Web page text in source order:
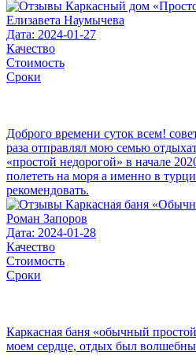
Елизавета Наумычева
Дата: 2024-01-27
Качество
Стоимость
Сроки
Доброго времени суток всем!
раза отправлял мою семью
«простой недорогой» в начале
полететь на моря а именно в
рекомендовать.
Роман Запоров
Дата: 2024-01-28
Качество
Стоимость
Сроки
Каркасная баня «обычный
моем сердце, отдых был